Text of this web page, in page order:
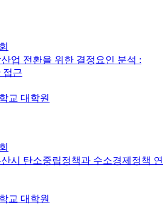
업 전환을 위한 결정요인 분석 :
접근
교 대학원
시 탄소중립정책과 수소경제정책 연
교 대학원